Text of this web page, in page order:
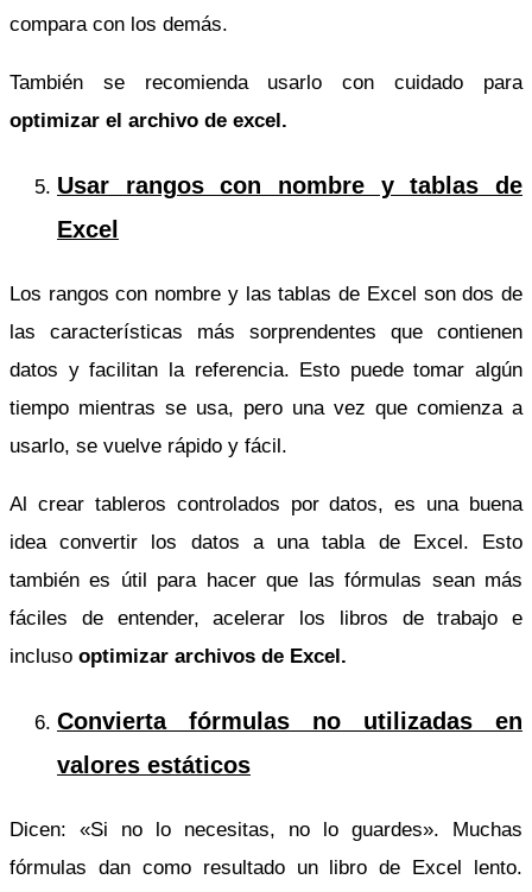
compara con los demás.
También se recomienda usarlo con cuidado para
optimizar el archivo de excel.
Usar rangos con nombre y tablas de
Excel
Los rangos con nombre y las tablas de Excel son dos de
las características más sorprendentes que contienen
datos y facilitan la referencia. Esto puede tomar algún
tiempo mientras se usa, pero una vez que comienza a
usarlo, se vuelve rápido y fácil.
Al crear tableros controlados por datos, es una buena
idea convertir los datos a una tabla de Excel. Esto
también es útil para hacer que las fórmulas sean más
fáciles de entender, acelerar los libros de trabajo e
incluso optimizar archivos de Excel.
Convierta fórmulas no utilizadas en
valores estáticos
Dicen: «Si no lo necesitas, no lo guardes». Muchas
fórmulas dan como resultado un libro de Excel lento.